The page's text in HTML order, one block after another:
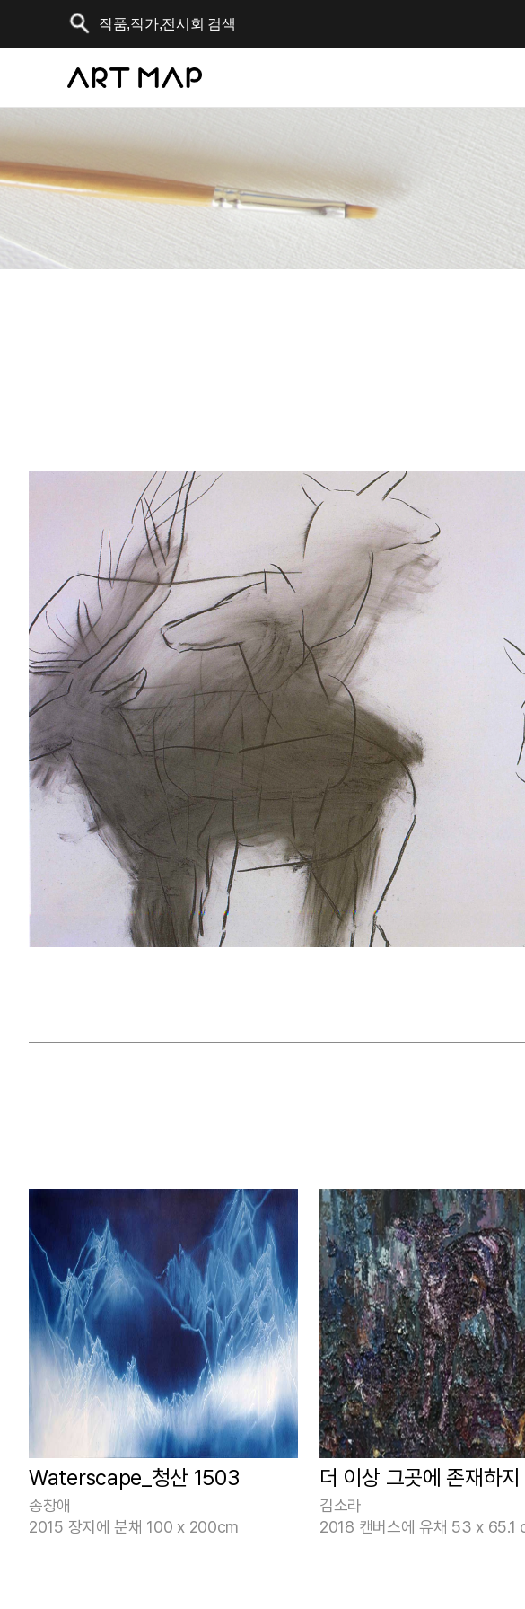
Waterscape_청산 1503
송창애
2015 장지에 분채 100 x 200cm
더 이상 그곳에 존재하
김소라
2018 캔버스에 유채 53 x 65.1